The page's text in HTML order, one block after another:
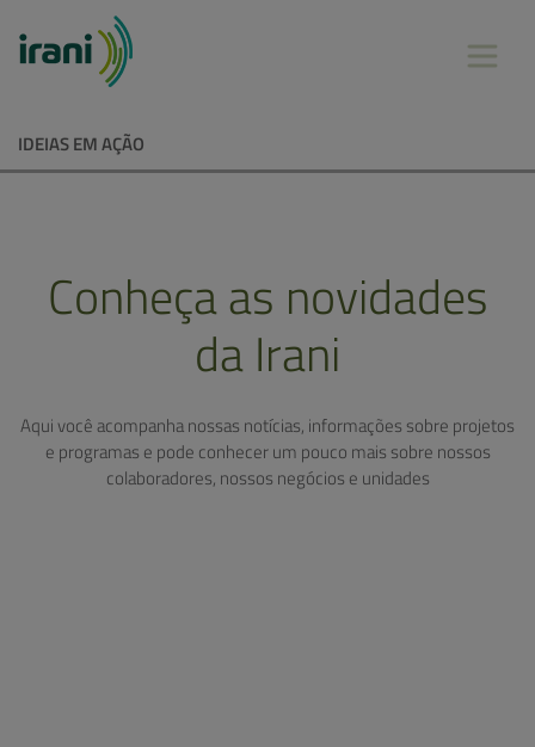
IDEIAS EM AÇÃO
Conheça as novidades
da Irani
Aqui você acompanha nossas notícias, informações sobre projetos
e programas e pode conhecer um pouco mais sobre nossos
colaboradores, nossos negócios e unidades